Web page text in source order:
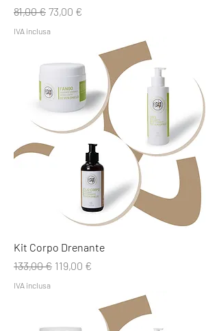
Prezzo regolare
81,00 € Prezzo scontato
73,00 €
IVA inclusa
Kit Corpo Drenante
Prezzo regolare
133,00 € Prezzo scontato
119,00 €
IVA inclusa